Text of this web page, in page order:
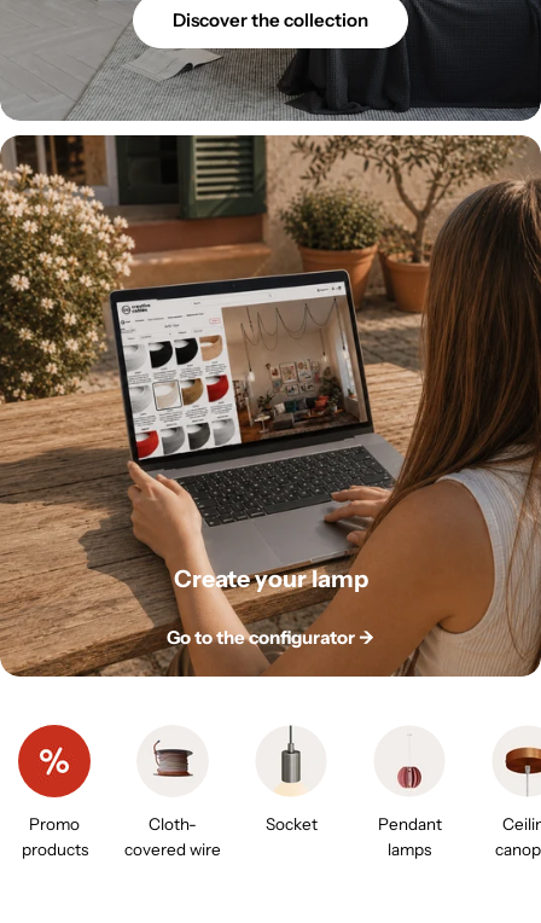
Discover the collection
Create your lamp
Go to the configurator ->
Promo
products
Cloth-
covered wire
Socket
Pendant
lamps